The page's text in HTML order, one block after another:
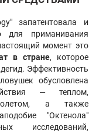
запатентовала и
для приманивания
момент это
в стране, которое
Эффективность
обусловлена
— теплом,
а также
"Октенола"
исследований,